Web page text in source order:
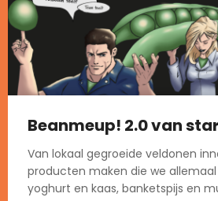
Beanmeup! 2.0 van
Van lokaal gegroeide veldonen
producten maken die we
yoghurt en kaas, banketspijs en